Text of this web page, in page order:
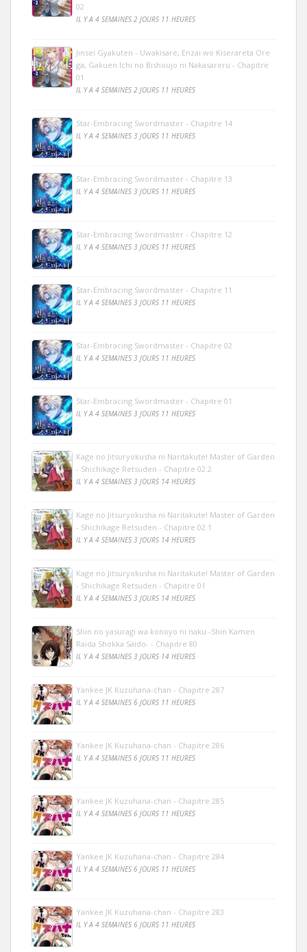
02
IL Y A 4 SEMAINES 2 JOURS 11 HEURES
Jinsei Gyakuten - Uwakisare, Enzai wo Kiserareta Ore
ga, Gakuen Ichi no Bishoujo ni Nakasareru - Chapitre
01
IL Y A 4 SEMAINES 2 JOURS 11 HEURES
Star-Embracing Swordmaster - Chapitre 14
IL Y A 4 SEMAINES 3 JOURS 11 HEURES
Star-Embracing Swordmaster - Chapitre 13
IL Y A 4 SEMAINES 3 JOURS 11 HEURES
Star-Embracing Swordmaster - Chapitre 12
IL Y A 4 SEMAINES 3 JOURS 11 HEURES
Star-Embracing Swordmaster - Chapitre 11
IL Y A 4 SEMAINES 3 JOURS 11 HEURES
Star-Embracing Swordmaster - Chapitre 02
IL Y A 4 SEMAINES 3 JOURS 11 HEURES
Star-Embracing Swordmaster - Chapitre 01
IL Y A 4 SEMAINES 3 JOURS 11 HEURES
Kage no Jitsuryokusha ni Naritakute! Master of Garden
- Shichikage Retsuden - Chapitre 02.2
IL Y A 4 SEMAINES 3 JOURS 14 HEURES
Kage no Jitsuryokusha ni Naritakute! Master of Garden
- Shichikage Retsuden - Chapitre 02.1
IL Y A 4 SEMAINES 3 JOURS 14 HEURES
Kage no Jitsuryokusha ni Naritakute! Master of Garden
- Shichikage Retsuden - Chapitre 01
IL Y A 4 SEMAINES 3 JOURS 14 HEURES
Shin no yasuragi wa konoyo ni naku -Shin Kamen
Raida Shokka Saido- - Chapitre 80
IL Y A 4 SEMAINES 3 JOURS 14 HEURES
Yankee JK Kuzuhana-chan - Chapitre 287
IL Y A 4 SEMAINES 6 JOURS 11 HEURES
Yankee JK Kuzuhana-chan - Chapitre 286
IL Y A 4 SEMAINES 6 JOURS 11 HEURES
Yankee JK Kuzuhana-chan - Chapitre 285
IL Y A 4 SEMAINES 6 JOURS 11 HEURES
Yankee JK Kuzuhana-chan - Chapitre 284
IL Y A 4 SEMAINES 6 JOURS 11 HEURES
Yankee JK Kuzuhana-chan - Chapitre 283
IL Y A 4 SEMAINES 6 JOURS 11 HEURES